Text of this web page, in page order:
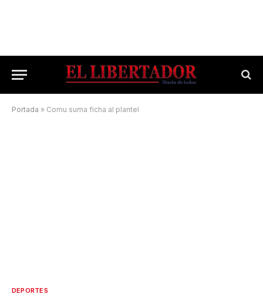
Portada » Comu suma ficha al plantel
DEPORTES